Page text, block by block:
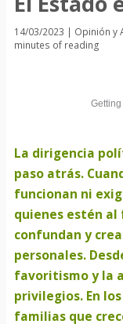
14/03/2023 | Opinión y
minutes of reading
La dirigencia
paso atrás.
funcionan ni
quienes estén
confundan y
personales.
favoritismo y la
privilegios. En
familias que